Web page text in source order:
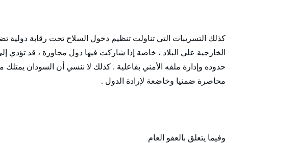
كذلك التسريبات التي تناولت تنظيم دخول السلاح تحت رقابة دولية
الخارجية على البلاد ، خاصة إذا شاركت فيها دول مجاورة ، قد تؤدي
حدوده وإدارة ملفه الأمني بفاعلية . كذلك لا ننسي أن السودان يمتلك
محاصرة ضمنيا وخاضعة لإرادة الدول .
وفيما يتعلق بالعفو العام